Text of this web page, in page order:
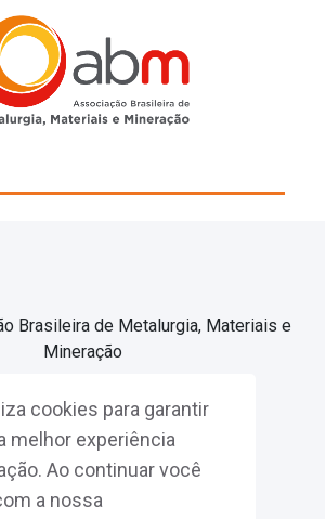
cookies para garantir
melhor experiência
Ao continuar você
a nossa
Brasileira de Metalurgia, Materiais e
Mineração
Associe-se
Fazer Login